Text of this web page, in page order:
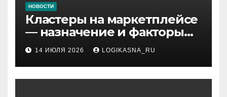
НОВОСТИ
Кластеры на маркетплейсе
— назначение и факторы
ранжирования складов
14 ИЮЛЯ 2026 LOGIKASNA_RU